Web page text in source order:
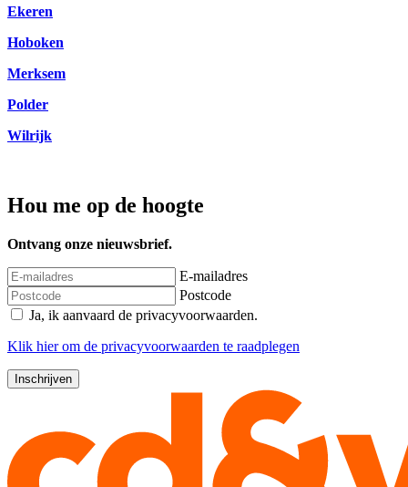
Ekeren
Hoboken
Merksem
Polder
Wilrijk
Hou me op de hoogte
Ontvang onze nieuwsbrief.
E-mailadres
Postcode
Ja, ik aanvaard de privacyvoorwaarden.
Klik hierom de privacyvoorwaarden te raadplegen